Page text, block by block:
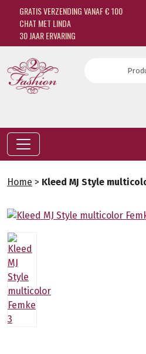
GRATIS VERZENDING VANAF € 100
CHAT MET LINDA
30 JAAR ERVARING
Home > Kleed MJ Style